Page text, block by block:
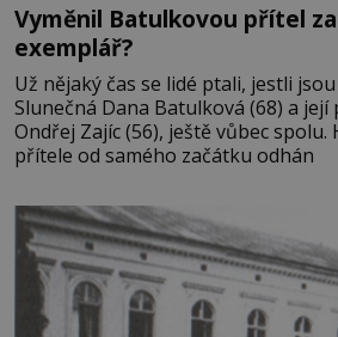
Vyměnil Batulkovou přítel
exemplář?
Už nějaký čas se lidé ptali, jestli
Slunečná Dana Batulková (68) a
Ondřej Zajíc (56), ještě vůbec spolu. Herečka od sebe
přítele od samého začátku odhán